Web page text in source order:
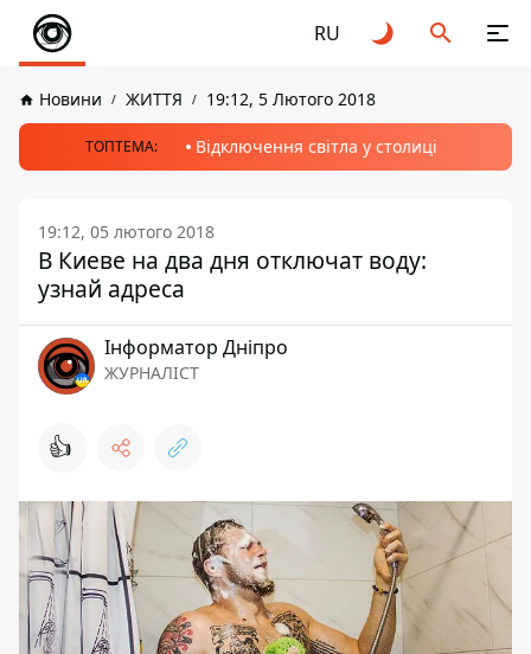
RU
Новини ЖИТТЯ 19:12, 5 Лютого 2018
ТОПТЕМА: Відключення світла у столиці
19:12, 05 лютого 2018
В Киеве на два дня отключат воду:
узнай адреса
Інформатор Дніпро
ЖУРНАЛІСТ
👍